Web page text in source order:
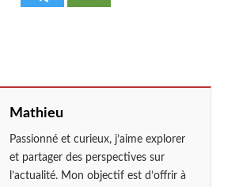
Mathieu
Passionné et curieux, j’aime explorer
et partager des perspectives sur
l’actualité. Mon objectif est d’offrir à